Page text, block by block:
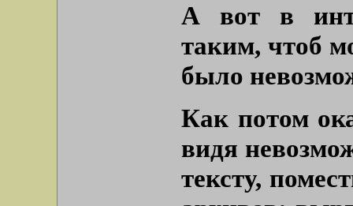
А вот в
таким, чтоб
было
Как потом
видя
тексту,